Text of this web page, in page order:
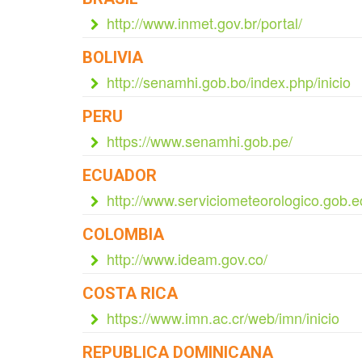
http://www.inmet.gov.br/portal/
BOLIVIA
http://senamhi.gob.bo/index.php/inicio
PERU
https://www.senamhi.gob.pe/
ECUADOR
http://
COLOMBIA
http://www.ideam.gov.co/
COSTA RICA
https://www.imn.ac.cr/web/imn/inicio
REPUBLICA DOMINICANA